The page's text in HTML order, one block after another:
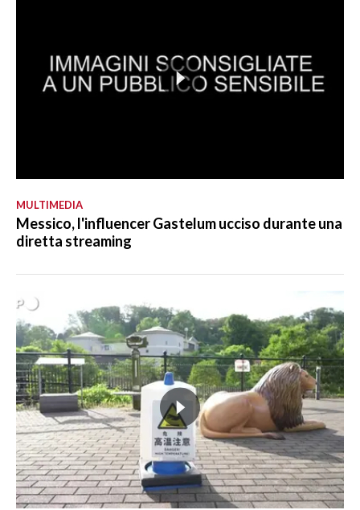
MULTIMEDIA
Messico, l'influencer Gastelum ucciso durante una
diretta streaming